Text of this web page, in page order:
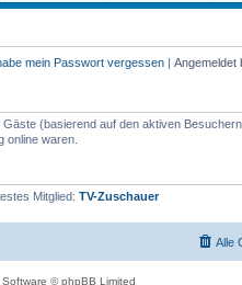
mein Passwort vergessen | Angemeldet
(basierend auf den aktiven
online waren.
Mitglied: TV-Zuschauer
Alle
© phpBB Limited